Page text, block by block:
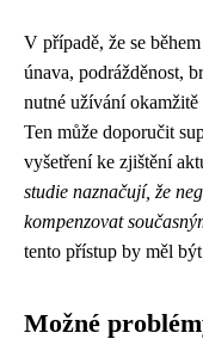
V případě, že se
únava, podrážděnost,
nutné užívání
Ten může doporučit
vyšetření ke zjištění
studie naznačují, že
kompenzovat
tento přístup by měl
Možné